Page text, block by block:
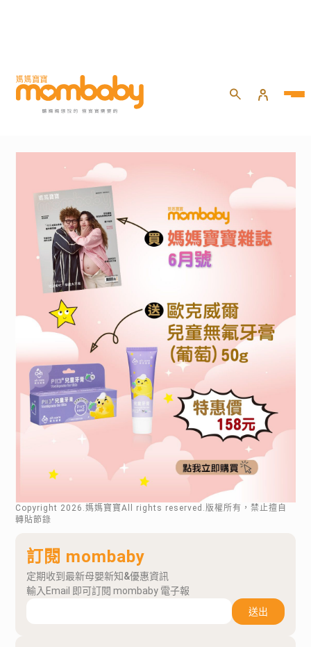
Copyright 2026 .媽媽寶寶All rights reserved.版權所有，禁止擅自
轉貼節錄
訂閱 mombaby
定期收到最新母嬰新知&優惠資訊
輸入Email 即可訂閱 mombaby 電子報
送出